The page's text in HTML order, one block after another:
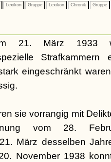
Lexikon Gruppe Lexikon Chronik Gruppe
21. März 1933
eingeschränkt
sie vorrangig mit
vom 28.
März desselben
November 1938